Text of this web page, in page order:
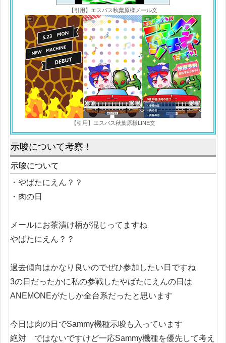
【引用】エスパス秋葉原様メール文
【引用】エスパス秋葉原様LINE文
示唆について考察！
示唆について
・やばたにえん？？
・肉の日
メールにお茶漬け柄が混じってますね
やばたにえん？？
過去傾向はかなり良いのでぜひ参加したい日ですね
3の日だったかに私の参戦したやばたにえんの日は
ANEMONEがたしか全台系だったと思います
今日は肉の日でSammy機種示唆も入っています
絶対 ではないですけど一応Sammy機種を優先して考え